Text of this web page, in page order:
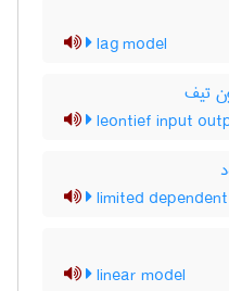
lag model
تیف
leontief input
limited
linear model